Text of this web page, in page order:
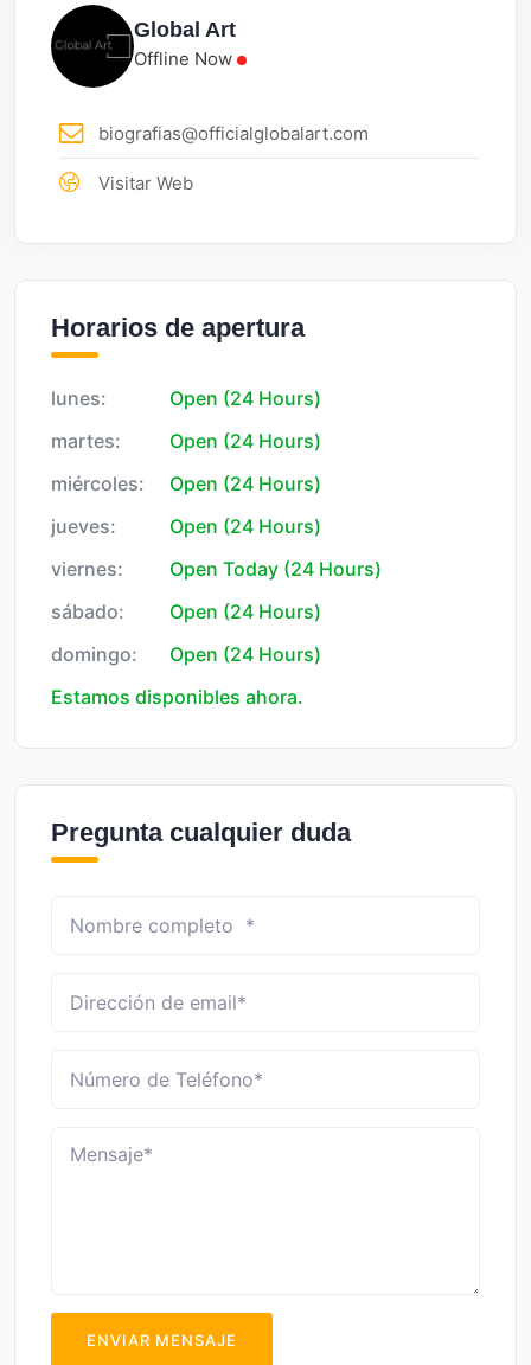
Global Art
Offline Now
biografias@officialglobalart.com
Visitar Web
Horarios de apertura
lunes:
Open (24 Hours)
martes:
Open (24 Hours)
miércoles:
Open (24 Hours)
jueves:
Open (24 Hours)
viernes:
Open Today (24 Hours)
sábado:
Open (24 Hours)
domingo:
Open (24 Hours)
Estamos disponibles ahora.
Pregunta cualquier duda
ENVIAR MENSAJE